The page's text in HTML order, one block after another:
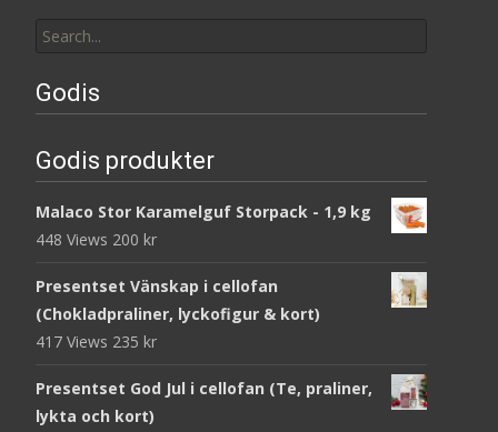
for:
Godis
Godis produkter
Malaco Stor Karamelguf Storpack - 1,9 kg
448 Views 200 kr
Presentset Vänskap i cellofan
(Chokladpraliner, lyckofigur & kort)
417 Views 235 kr
Presentset God Jul i cellofan (Te, praliner,
lykta och kort)